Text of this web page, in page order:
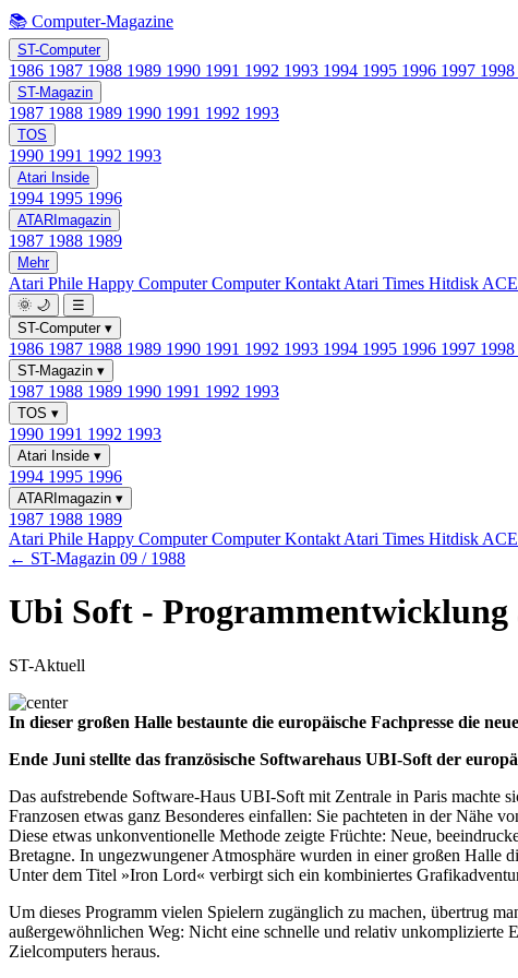
📚 Computer-Magazine
ST-Computer
1986 1987 1988 1989 1990 1991 1992 1993 1994 1995 1996 1997 1998
ST-Magazin
1987 1988 1989 1990 1991 1992 1993
TOS
1990 1991 1992 1993
Atari Inside
1994 1995 1996
ATARImagazin
1987 1988 1989
Mehr
Atari Phile Happy ComputerComputer Kontakt Atari Times Hitdisk
🌞 🌙
☰
ST-Computer ▾
1986 1987 1988 1989 1990 1991 1992 1993 1994 1995 1996 1997 1998
ST-Magazin ▾
1987 1988 1989 1990 1991 1992 1993
TOS ▾
1990 1991 1992 1993
Atari Inside ▾
1994 1995 1996
ATARImagazin ▾
1987 1988 1989
Atari Phile Happy ComputerComputer Kontakt Atari Times Hitdisk
← ST-Magazin 09 / 1988
Ubi Soft - Programmentwicklung
ST-Aktuell
In dieser großen Halle bestaunte die europäische Fachpresse die
Ende Juni stellte das französische Softwarehaus UBI-Soft der
Das aufstrebende Software-Haus UBI-Soft mit Zentrale in Paris machte
Franzosen etwas ganz Besonderes einfallen: Sie pachteten in der Nähe
Diese etwas unkonventionelle Methode zeigte Früchte: Neue,
Bretagne. In ungezwungener Atmosphäre wurden in einer großen Halle
Unter dem Titel »Iron Lord« verbirgt sich ein kombiniertes
Um dieses Programm vielen Spielern zugänglich zu machen, übertrug
außergewöhnlichen Weg: Nicht eine schnelle und relativ unkomplizierte
Zielcomputers heraus.